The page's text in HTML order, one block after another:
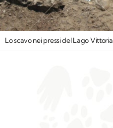
Lo scavo nei pressi del Lago Vittoria